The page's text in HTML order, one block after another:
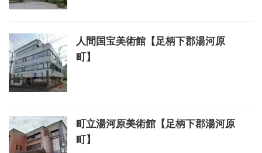
人間国宝美術館【足柄下郡湯河原
町】
町立湯河原美術館【足柄下郡湯河原
町】